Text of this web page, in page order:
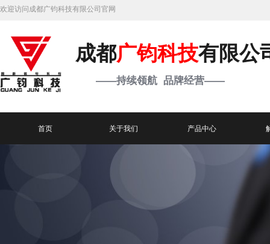
欢迎访问成都广钧科技有限公司官网
成都广钧科技有限公
——持续领航 品牌经营——
首页 关于我们 产品中心